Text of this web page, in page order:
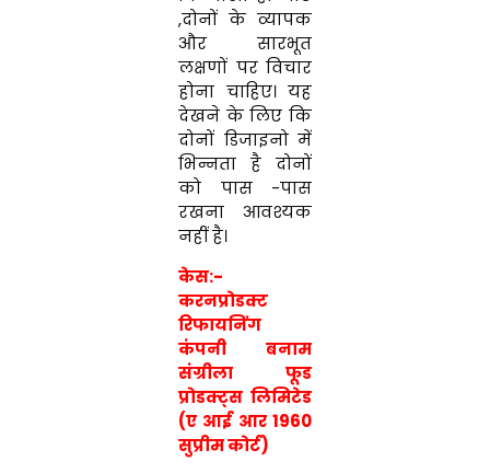
,दोनों के व्यापक
और सारभूत
लक्षणों पर विचार
होना चाहिए। यह
देखने के लिए कि
दोनों डिजाइनो में
भिन्नता है दोनों
को पास -पास
रखना आवश्यक
नहीं है।
केस:-
करनप्रोडक्ट
रिफायनिंग
कंपनी बनाम
संग्रीला फूड
प्रोडक्ट्स लिमिटेड
(ए आई आर 1960
सुप्रीम कोर्ट)